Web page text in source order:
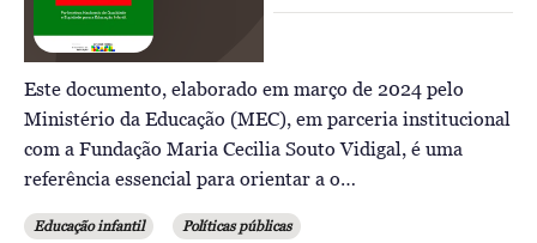
Este documento, elaborado em março de 2024 pelo
Ministério da Educação (MEC), em parceria institucional
com a Fundação Maria Cecilia Souto Vidigal, é uma
referência essencial para orientar a o…
Educação infantil Políticas públicas